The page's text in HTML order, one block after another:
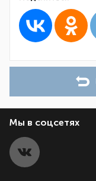
Мы в соцсетях